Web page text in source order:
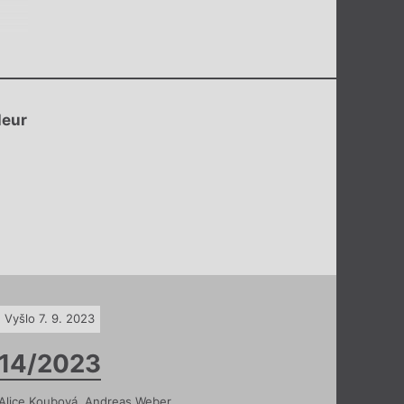
Vyšlo 7. 9. 2023
14/2023
Alice Koubová Andreas Weber,